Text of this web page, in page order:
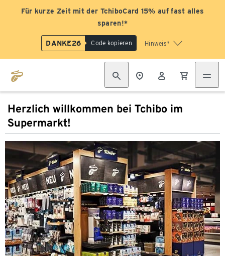
Für kurze Zeit mit der TchiboCard 15% auf fast alles
sparen!*
DANKE26 Code kopieren Hinweis*
Herzlich willkommen bei Tchibo im
Supermarkt!